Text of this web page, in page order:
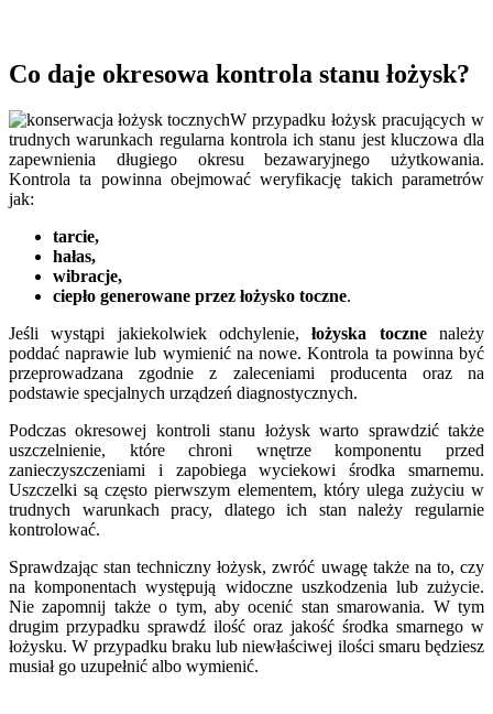
Co daje okresowa kontrola stanu łożysk?
W przypadku łożysk pracujących w
trudnych warunkach regularna kontrola ich stanu jest kluczowa dla
zapewnienia długiego okresu bezawaryjnego użytkowania.
Kontrola ta powinna obejmować weryfikację takich parametrów
jak:
tarcie,
hałas,
wibracje,
ciepło generowane przez łożysko toczne.
Jeśli wystąpi jakiekolwiek odchylenie,łożyska tocznenależy
poddać naprawie lub wymienić na nowe. Kontrola ta powinna być
przeprowadzana zgodnie z zaleceniami producenta oraz na
podstawie specjalnych urządzeń diagnostycznych.
Podczas okresowej kontroli stanu łożysk warto sprawdzić także
uszczelnienie, które chroni wnętrze komponentu przed
zanieczyszczeniami i zapobiega wyciekowi środka smarnemu.
Uszczelki są często pierwszym elementem, który ulega zużyciu w
trudnych warunkach pracy, dlatego ich stan należy regularnie
kontrolować.
Sprawdzając stan techniczny łożysk, zwróć uwagę także na to, czy
na komponentach występują widoczne uszkodzenia lub zużycie.
Nie zapomnij także o tym, aby ocenić stan smarowania. W tym
drugim przypadku sprawdź ilość oraz jakość środka smarnego w
łożysku. W przypadku braku lub niewłaściwej ilości smaru będziesz
musiał go uzupełnić albo wymienić.